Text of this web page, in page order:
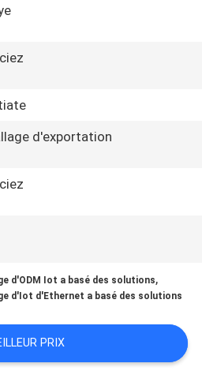
d'exportation
d'ODM Iot a basé des solutions,
d'Iot d'Ethernet a basé des solutions
PRIX